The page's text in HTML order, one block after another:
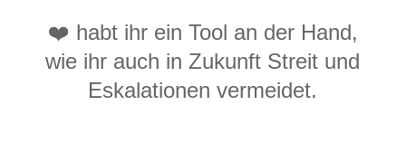
❤️ habt ihr ein Tool an der Hand,
wie ihr auch in Zukunft Streit und
Eskalationen vermeidet.